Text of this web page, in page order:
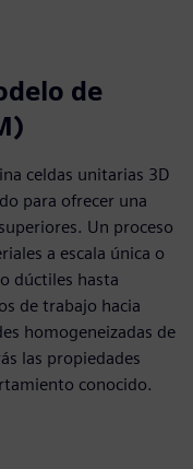
de
celdas unitarias 3D
para ofrecer una
Un proceso
a escala única o
dúctiles hasta
de trabajo hacia
homogeneizadas de
las propiedades
conocido.